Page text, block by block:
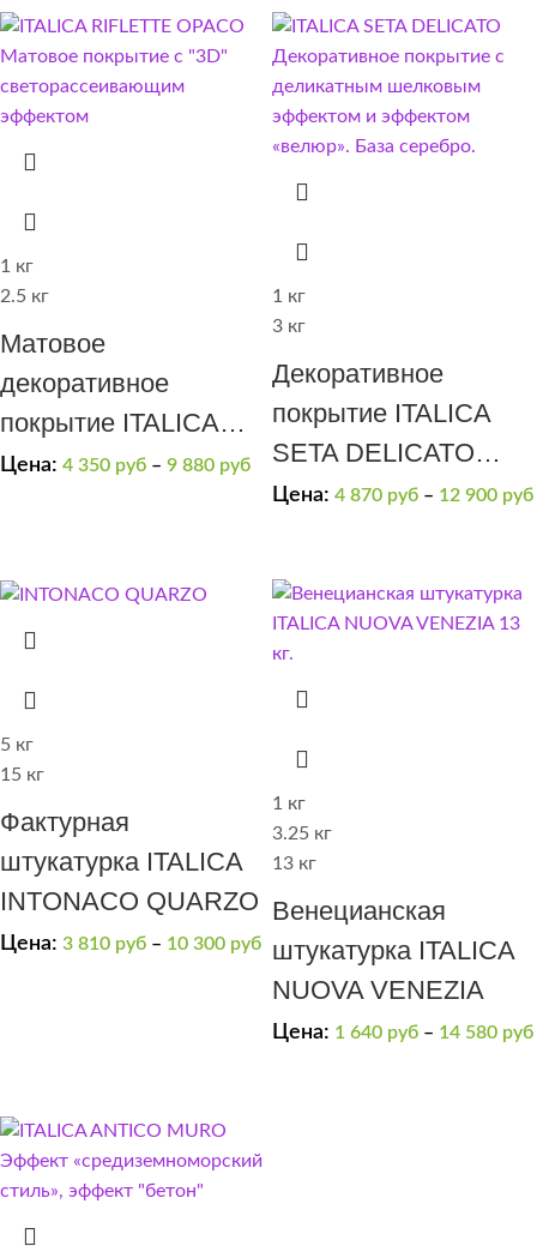
1 кг
2.5 кг
Матовое
декоративное
покрытие ITALICA
RIFLETTE OPACO
Цена: 4 350 руб – 9 880 руб
1 кг
3 кг
Декоративное
покрытие ITALICA
SETA DELICATO
матовый шелк
Цена: 4 870 руб – 12 900 руб
5 кг
15 кг
Фактурная
штукатурка ITALICA
INTONACO QUARZO
Цена: 3 810 руб – 10 300 руб
1 кг
3.25 кг
13 кг
Венецианская
штукатурка ITALICA
NUOVA VENEZIA
Цена: 1 640 руб – 14 580 руб